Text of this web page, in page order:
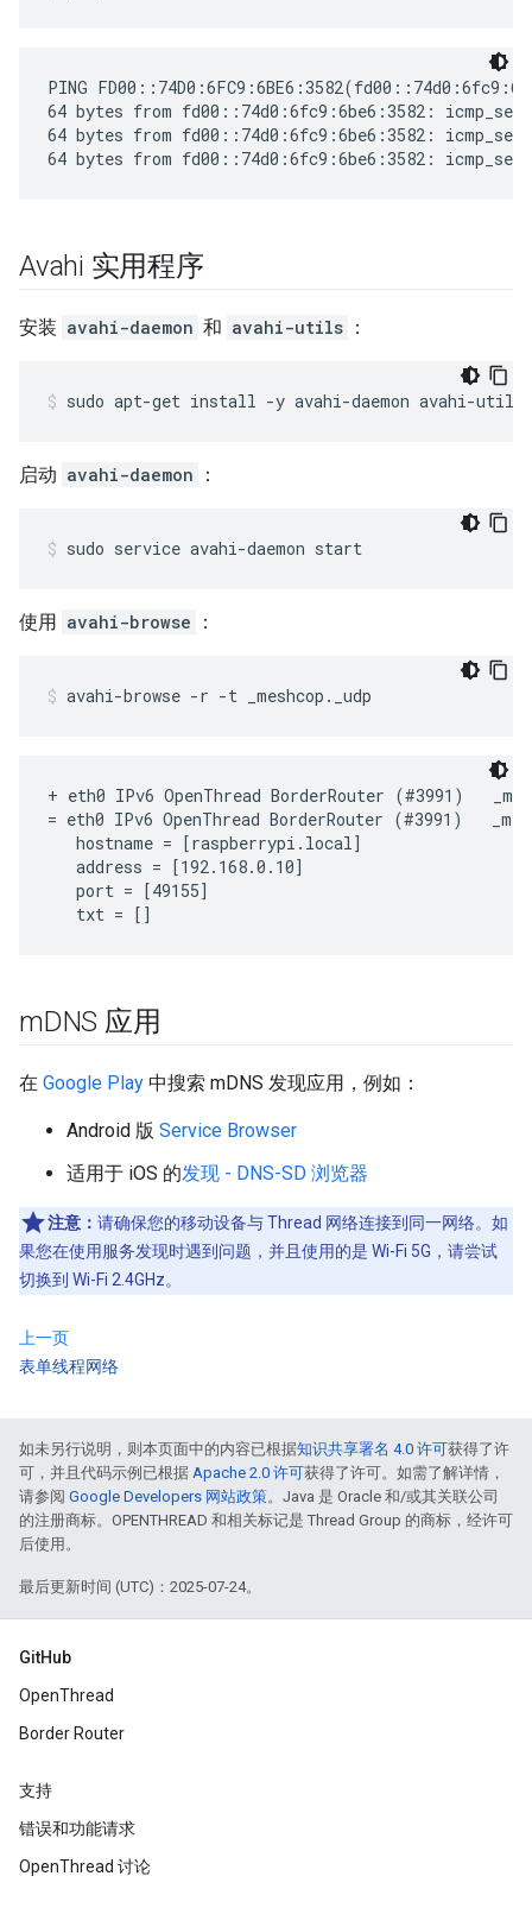
PING
64 bytes from fd00::74d0:6fc9:6be6:3582:
64 bytes from fd00::74d0:6fc9:6be6:3582:
Avahi 实用程序
安装 avahi-daemon 和 avahi-utils ：
sudo apt-get install -y avahi-daemon avahi-utils
启动 avahi-daemon ：
sudo service avahi-daemon start
使用 avahi-browse ：
avahi-browse -r -t _meshcop._udp
+ eth0 IPv6 OpenThread BorderRouter (#3991)
= eth0 IPv6 OpenThread BorderRouter (#3991)
   hostname = [raspberrypi.local]
   address = [192.168.0.10]
   port = [49155]
mDNS 应用
在 Google Play 中搜索 mDNS 发现应用，例如：
Android 版 Service Browser
适用于 iOS 的发现 - DNS-SD 浏览器
注意： 请确保您的移动设备与 Thread 网络连接到同一网络。如
果您在使用服务发现时遇到问题，并且使用的是 Wi-Fi 5G，请尝试
切换到 Wi-Fi 2.4GHz。
上一页
表单线程网络
如未另行说明，则本页面中的内容已根据知识共享署名 4.0 许可获得了许
可，并且代码示例已根据 Apache 2.0 许可获得了许可。如需了解详情，
请参阅 Google Developers 网站政策。Java 是 Oracle 和/或其关联公司
的注册商标。OPENTHREAD 和相关标记是 Thread Group 的商标，经许可
后使用。
最后更新时间 (UTC)：2025-07-24。
GitHub
OpenThread
Border Router
支持
错误和功能请求
OpenThread 讨论